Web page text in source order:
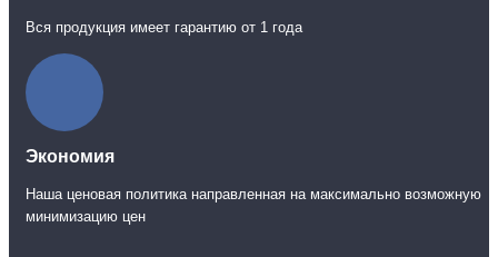
Вся продукция имеет гарантию от 1 года
Экономия
Наша ценовая политика направленная на максимально возможную
минимизацию цен